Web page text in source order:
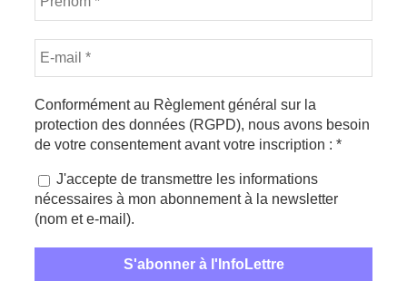
Conformément au Règlement général sur la
protection des données (RGPD), nous avons besoin
de votre consentement avant votre inscription : *
J'accepte de transmettre les informations
nécessaires à mon abonnement à la newsletter
(nom et e-mail).